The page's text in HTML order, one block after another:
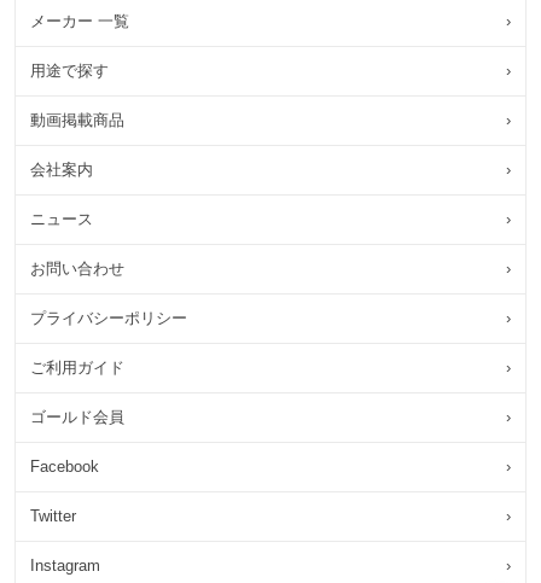
メーカー 一覧 ›
用途で探す ›
動画掲載商品 ›
会社案内 ›
ニュース ›
お問い合わせ ›
プライバシーポリシー ›
ご利用ガイド ›
ゴールド会員 ›
Facebook ›
Twitter ›
Instagram ›